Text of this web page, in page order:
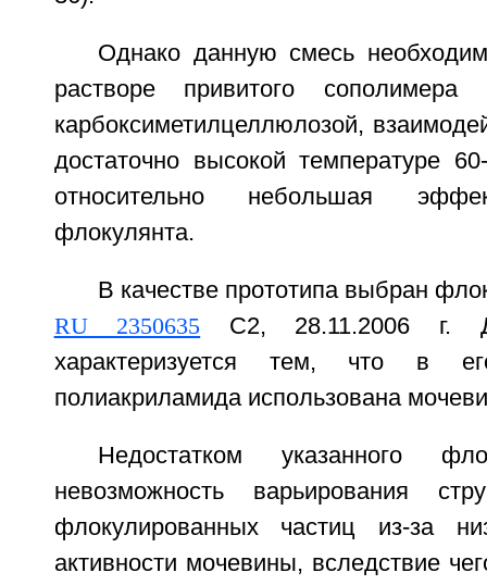
Однако данную смесь
растворе привитого сополимера
карбоксиметилцеллюлозой,
достаточно высокой температуре
относительно небольшая
флокулянта.
В качестве прототипа выбран
RU 2350635 С2, 28.11.2006 г.
характеризуется тем, что в
полиакриламида использована
Недостатком указанного
невозможность варьирования
флокулированных частиц из-за
активности мочевины, вследствие